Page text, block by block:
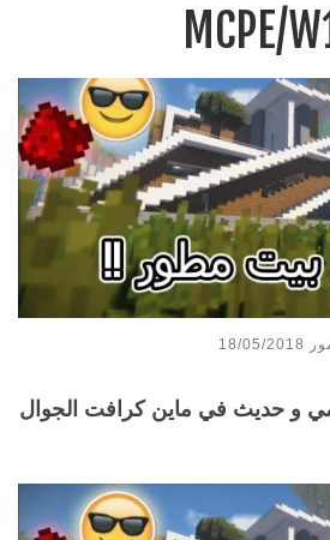
18/05/2018
و حديث في ماين كرافت الجوال